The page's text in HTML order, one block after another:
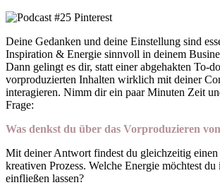
Deine Gedanken und deine Einstellung sind
Inspiration & Energie sinnvoll in deinem
Dann gelingt es dir, statt einer abgehakten To-
vorproduzierten Inhalten wirklich mit deiner
interagieren. Nimm dir ein paar Minuten Zeit
Frage:
Was denkst du über das Vorproduzieren
Mit deiner Antwort findest du gleichzeitig einen
kreativen Prozess. Welche Energie möchtest
einfließen lassen?